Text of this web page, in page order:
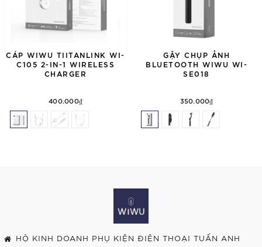
CÁP WIWU TIITANLINK WI-
C105 2-IN-1 WIRELESS
CHARGER
400.000₫
GẬY CHỤP ẢNH
BLUETOOTH WIWU WI-
SE018
350.000₫
HỘ KINH DOANH PHỤ KIỆN ĐIỆN THOẠI TUẤN ANH